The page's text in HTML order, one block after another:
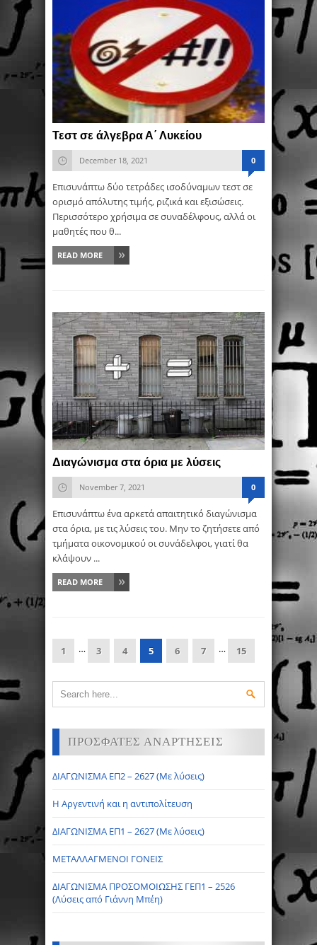
Τεστ σε άλγεβρα Α΄ Λυκείου
December 18, 2021 0
Επισυνάπτω δύο τετράδες ισοδύναμων τεστ σε
ορισμό απόλυτης τιμής, ριζικά και εξισώσεις.
Περισσότερο χρήσιμα σε συναδέλφους, αλλά οι
μαθητές που θ...
READ MORE
Διαγώνισμα στα όρια με λύσεις
November 7, 2021 0
Επισυνάπτω ένα αρκετά απαιτητικό διαγώνισμα
στα όρια, με τις λύσεις του. Μην το ζητήσετε από
τμήματα οικονομικού οι συνάδελφοι, γιατί θα
κλάψουν ...
READ MORE
1 … 3 4 5 6 7 … 15
ΠΡΟΣΦΑΤΕΣ ΑΝΑΡΤΗΣΕΙΣ
ΔΙΑΓΩΝΙΣΜΑ ΕΠ2 – 2627 (Με λύσεις)
Η Αργεντινή και η αντιπολίτευση
ΔΙΑΓΩΝΙΣΜΑ ΕΠ1 – 2627 (Με λύσεις)
ΜΕΤΑΛΛΑΓΜΕΝΟΙ ΓΟΝΕΙΣ
ΔΙΑΓΩΝΙΣΜΑ ΠΡΟΣΟΜΟΙΩΣΗΣ ΓΕΠ1 – 2526
(Λύσεις από Γιάννη Μπέη)